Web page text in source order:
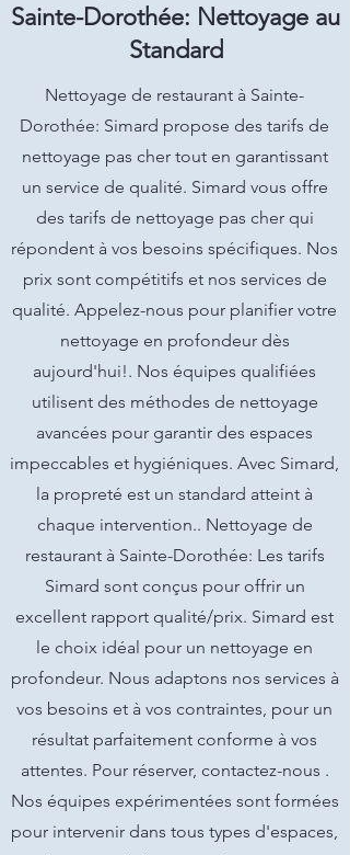
Sainte-Dorothée: Nettoyage au
Standard
Nettoyage de restaurant à Sainte-
Dorothée: Simard propose des tarifs de
nettoyage pas cher tout en garantissant
un service de qualité. Simard vous offre
des tarifs de nettoyage pas cher qui
répondent à vos besoins spécifiques. Nos
prix sont compétitifs et nos services de
qualité. Appelez-nous pour planifier votre
nettoyage en profondeur dès
aujourd'hui!. Nos équipes qualifiées
utilisent des méthodes de nettoyage
avancées pour garantir des espaces
impeccables et hygiéniques. Avec Simard,
la propreté est un standard atteint à
chaque intervention.. Nettoyage de
restaurant à Sainte-Dorothée: Les tarifs
Simard sont conçus pour offrir un
excellent rapport qualité/prix. Simard est
le choix idéal pour un nettoyage en
profondeur. Nous adaptons nos services à
vos besoins et à vos contraintes, pour un
résultat parfaitement conforme à vos
attentes. Pour réserver, contactez-nous .
Nos équipes expérimentées sont formées
pour intervenir dans tous types d'espaces,